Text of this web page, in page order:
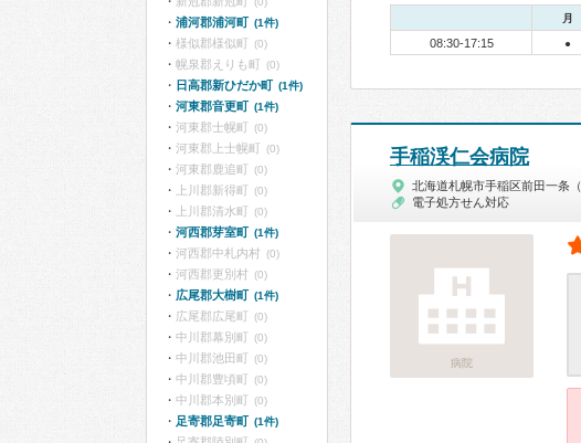
月
08:30-17:15 ●
手稲渓仁会病院
北海道札幌市手稲区前田一条（
電子処方せん対応
病院
浦河郡浦河町 (1件)
様似郡様似町 (0)
幌泉郡えりも町 (0)
日高郡新ひだか町 (1件)
河東郡音更町 (1件)
河東郡士幌町 (0)
河東郡上士幌町 (0)
河東郡鹿追町 (0)
上川郡新得町 (0)
上川郡清水町 (0)
河西郡芽室町 (1件)
河西郡中札内村 (0)
河西郡更別村 (0)
広尾郡大樹町 (1件)
広尾郡広尾町 (0)
中川郡幕別町 (0)
中川郡池田町 (0)
中川郡豊頃町 (0)
中川郡本別町 (0)
足寄郡足寄町 (1件)